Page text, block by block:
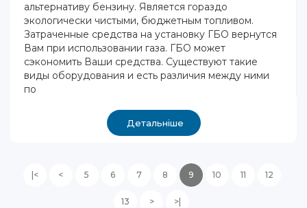
альтернативу бензину. Является гораздо
экологически чистыми, бюджетным топливом.
Затраченные средства на установку ГБО вернутся
Вам при использовании газа. ГБО может
сэкономить Ваши средства. Существуют такие
виды оборудования и есть различия между ними
по
Детальніше
|< < 5 6 7 8 9 10 11 12
13 > >|